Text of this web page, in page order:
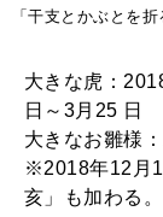
「干支とかぶとを折
大きな虎：
日～3月25 日
大きなお雛様
※2018年12月
亥」も加わる。